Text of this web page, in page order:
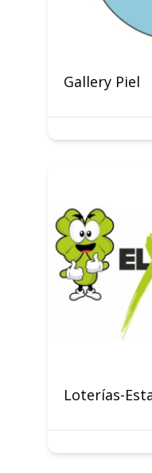
Gallery Piel
Loterías-